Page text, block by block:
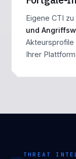
Eigene CTI zu
und
Ihrer
THREAT